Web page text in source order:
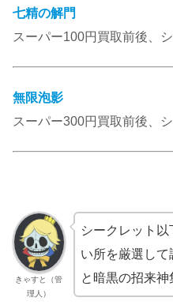
七精の解門
スーパー100円買取前後、
無限泡影
スーパー300円買取前後、
きゃすと（管
理人）
シークレット
い所を厳選し
と暗黒の招来